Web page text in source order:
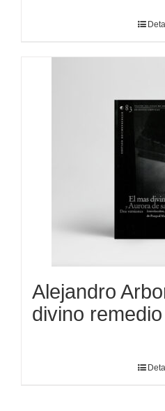
Alejandro
divino remedio